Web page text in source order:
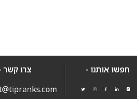
חפשו אותנו -
צרו קשר